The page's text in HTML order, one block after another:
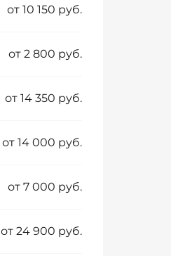
от 10 150 руб.
от 2 800 руб.
от 14 350 руб.
от 14 000 руб.
от 7 000 руб.
от 24 900 руб.